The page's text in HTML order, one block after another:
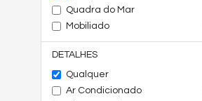
Quadra do Mar
Mobiliado
DETALHES
Qualquer
Ar Condicionado